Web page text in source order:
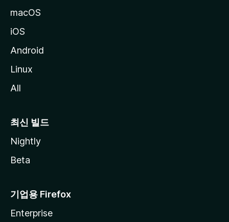
macOS
iOS
Android
Linux
All
최신 빌드
Nightly
Beta
기업용 Firefox
Enterprise